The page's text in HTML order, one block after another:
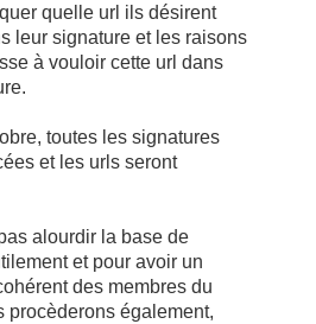
quelle url ils désirent
leur signature et les raisons
à vouloir cette url dans
toutes les signatures
et les urls seront
alourdir la base de
et pour avoir un
des membres du
procèderons également,